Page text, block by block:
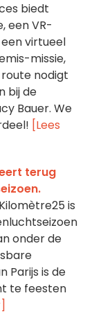
biedt
een VR-
virtueel
missie,
route nodigt
bij de
Bauer. We
[Lees
terug
is
onder de
Parijs is de
te feesten